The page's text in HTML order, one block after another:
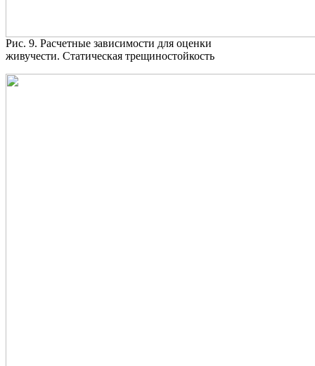
Рис. 9. Расчетные зависимости для оценки
живучести. Статическая трещиностойкость